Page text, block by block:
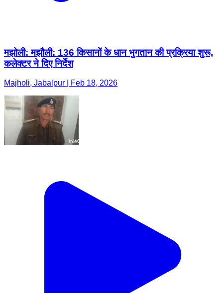
मझोली: मझौली: 136 किसानों के धान भुगतान की प्रक्रिया शुरू,
कलेक्टर ने दिए निर्देश
Majholi, Jabalpur | Feb 18, 2026